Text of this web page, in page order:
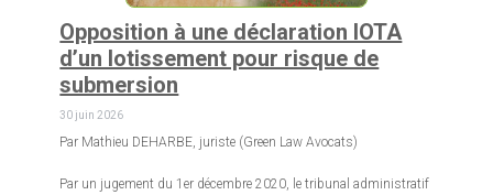
Opposition à une déclaration IOTA
d’un lotissement pour risque de
submersion
30 juin 2026
Par Mathieu DEHARBE, juriste (Green Law Avocats)
Par un jugement du 1er décembre 2020, le tribunal administratif